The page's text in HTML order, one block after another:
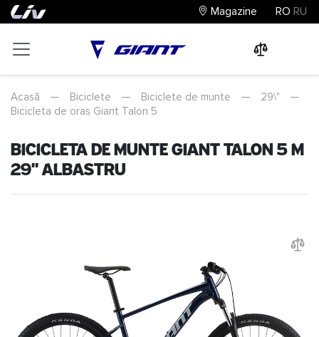
Magazine RO RU
Acasă — Biciclete — Biciclete de munte — 29\"
—
Bicicleta de oras Giant Talon 5
Bicicleta de munte Giant Talon 5 M
29" Albastru